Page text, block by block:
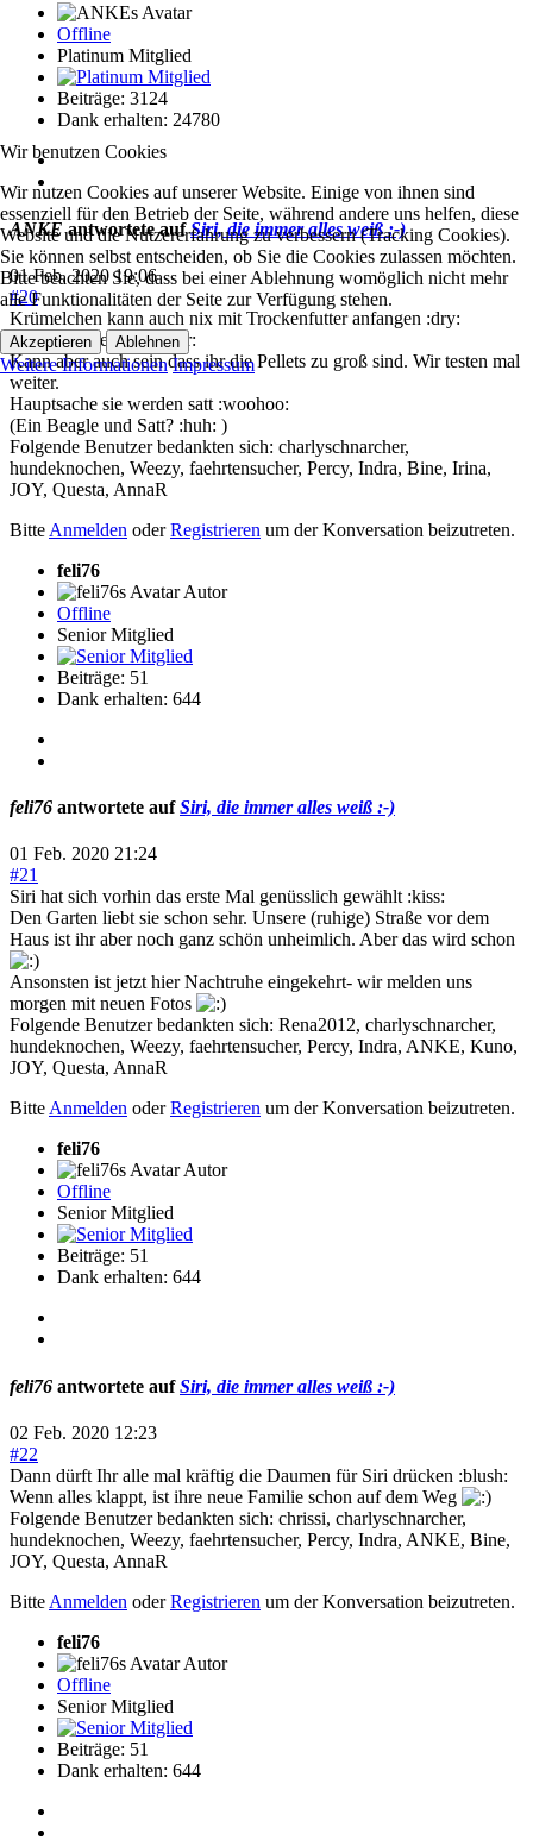
Offline
Platinum Mitglied
Beiträge: 3124
Dank erhalten: 24780
ANKEantwortete aufSiri, die immer alles weiß :-)
01 Feb. 2020 19:06
#20
Krümelchen kann auch nix mit Trockenfutter anfangen :dry:
Nassfutter geht
Kann aber auch sein dass ihr die Pellets zu groß sind. Wir testen mal
weiter.
Hauptsache sie werden satt :woohoo:
(Ein Beagle und Satt? :huh: )
Folgende Benutzer bedankten sich: charlyschnarcher,
hundeknochen, Weezy, faehrtensucher, Percy, Indra, Bine, Irina,
JOY, Questa, AnnaR
Bitte Anmelden oderRegistrieren um der Konversation beizutreten.
feli76
Autor
Offline
Senior Mitglied
Beiträge: 51
Dank erhalten: 644
feli76 antwortete aufSiri, die immer alles weiß :-)
01 Feb. 2020 21:24
#21
Siri hat sich vorhin das erste Mal genüsslich gewählt :kiss:
Den Garten liebt sie schon sehr. Unsere (ruhige) Straße vor dem
Haus ist ihr aber noch ganz schön unheimlich. Aber das wird schon
Ansonsten ist jetzt hier Nachtruhe eingekehrt- wir melden uns
morgen mit neuen Fotos
Folgende Benutzer bedankten sich: Rena2012, charlyschnarcher,
hundeknochen, Weezy, faehrtensucher, Percy, Indra, ANKE, Kuno,
JOY, Questa, AnnaR
BitteAnmelden oderRegistrieren um der Konversation beizutreten.
feli76
Autor
Offline
Senior Mitglied
Beiträge: 51
Dank erhalten: 644
feli76 antwortete aufSiri, die immer alles weiß :-)
02 Feb. 2020 12:23
#22
Dann dürft Ihr alle mal kräftig die Daumen für Siri drücken :blush:
Wenn alles klappt, ist ihre neue Familie schon auf dem Weg
Folgende Benutzer bedankten sich: chrissi, charlyschnarcher,
hundeknochen, Weezy, faehrtensucher, Percy, Indra, ANKE, Bine,
JOY, Questa, AnnaR
Bitte Anmelden oderRegistrieren um der Konversation beizutreten.
feli76
Autor
Offline
Senior Mitglied
Beiträge: 51
Dank erhalten: 644
Wir benutzen Cookies
Wir nutzen Cookies auf unserer Website. Einige von ihnen sind
essenziell für den Betrieb der Seite, während andere uns helfen, diese
Website und die Nutzererfahrung zu verbessern (Tracking Cookies).
Sie können selbst entscheiden, ob Sie die Cookies zulassen möchten.
Bitte beachten Sie, dass bei einer Ablehnung womöglich nicht mehr
alle Funktionalitäten der Seite zur Verfügung stehen.
Akzeptieren Ablehnen
Weitere Informationen Impressum